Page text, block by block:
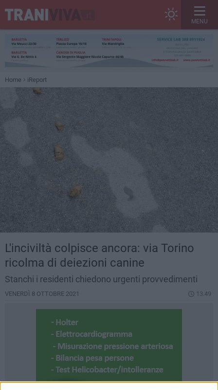
MENU
Home iReport
L'inciviltà colpisce ancora: via Torino
ricolma di deiezioni canine
Stanchi i residenti chiedono urgenti provvedimenti
VENERDÌ 8 OTTOBRE 2021 13.49